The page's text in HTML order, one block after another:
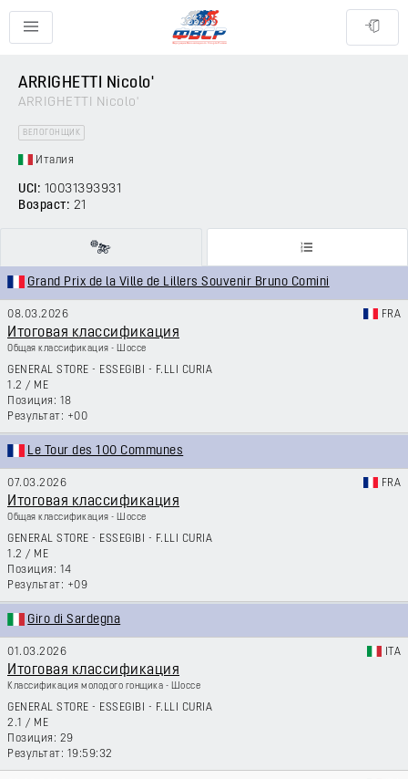
ARRIGHETTI Nicolo'
ARRIGHETTI Nicolo'
ВЕЛОГОНЩИК
Италия
UCI: 10031393931
Возраст: 21
Grand Prix de la Ville de Lillers Souvenir Bruno Comini
08.03.2026 FRA
Итоговая классификация
Общая классификация - Шоссе
GENERAL STORE - ESSEGIBI - F.LLI CURIA
1.2 / ME
18
+00
Le Tour des 100 Communes
07.03.2026 FRA
Итоговая классификация
Общая классификация - Шоссе
GENERAL STORE - ESSEGIBI - F.LLI CURIA
1.2 / ME
14
+09
Giro di Sardegna
01.03.2026 ITA
Итоговая классификация
Классификация молодого гонщика - Шоссе
GENERAL STORE - ESSEGIBI - F.LLI CURIA
2.1 / ME
29
19:59:32